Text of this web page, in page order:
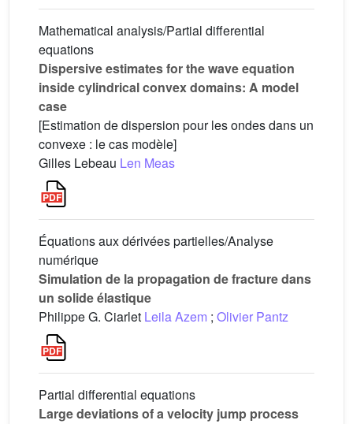
Mathematical analysis/Partial differential
equations
Dispersive estimates for the wave equation
inside cylindrical convex domains: A model
case
[Estimation de dispersion pour les ondes dans un
convexe : le cas modèle]
Gilles Lebeau Len Meas
Équations aux dérivées partielles/Analyse
numérique
Simulation de la propagation de fracture dans
un solide élastique
Philippe G. Ciarlet Leila Azem ; Olivier Pantz
Partial differential equations
Large deviations of a velocity jump process